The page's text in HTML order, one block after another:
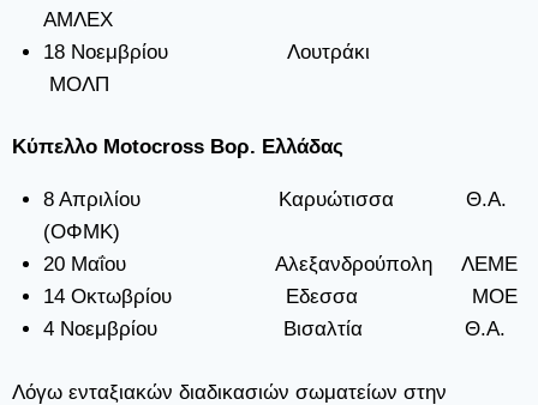
ΑΜΛΕΧ
18 Νοεμβρίου Λουτράκι
ΜΟΛΠ
Κύπελλο Motocross Βορ. Ελλάδας
8 Απριλίου Καρυώτισσα Θ.Α.
(ΟΦΜΚ)
20 Μαΐου Αλεξανδρούπολη ΛΕΜΕ
14 Οκτωβρίου Εδεσσα ΜΟΕ
4 Νοεμβρίου Βισαλτία Θ.Α.
Λόγω ενταξιακών διαδικασιών σωματείων στην